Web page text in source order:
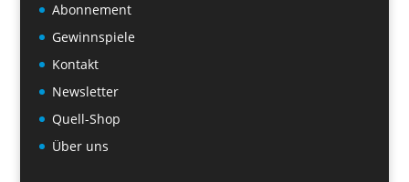
Abonnement
Gewinnspiele
Kontakt
Newsletter
Quell-Shop
Über uns